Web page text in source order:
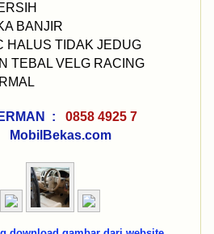
BANJIR
HALUS TIDAK JEDUG
TEBAL VELG RACING
:
0858 4925 7
MobilBekas.com